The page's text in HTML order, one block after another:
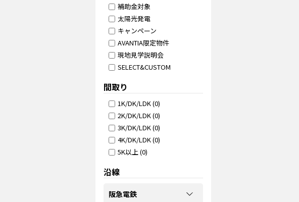
補助金対象
太陽光発電
キャンペーン
AVANTIA限定物件
現地見学説明会
SELECT&CUSTOM
間取り
1K/DK/LDK(0)
2K/DK/LDK(0)
3K/DK/LDK(0)
4K/DK/LDK(0)
5K以上(0)
沿線
阪急電鉄